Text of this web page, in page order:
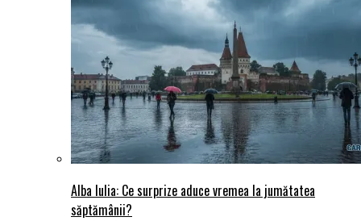
Alba Iulia: Ce surprize aduce vremea la jumătatea
săptămânii?